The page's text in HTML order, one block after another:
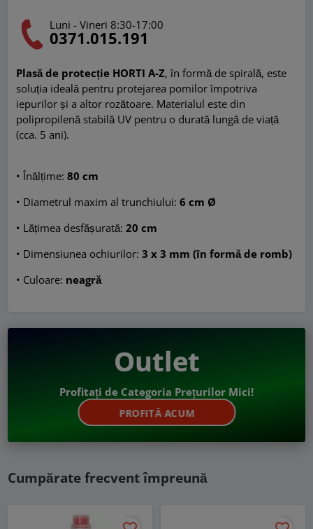
Luni - Vineri 8:30-17:00
0371.015.191
Plasă de protecție HORTI A-Z, în formă de spirală, este
soluția ideală pentru protejarea pomilor împotriva
iepurilor și a altor rozătoare. Materialul este din
polipropilenă stabilă UV pentru o durată lungă de viață
(cca. 5 ani).
• Înălțime:80 cm
• Diametrul maxim al trunchiului:6 cm Ø
• Lățimea desfășurată:20 cm
• Dimensiunea ochiurilor:3 x 3 mm (în formă de romb)
• Culoare: neagră
Outlet
Profitați de Categoria Prețurilor Mici!
PROFITĂ ACUM
Cumpărate frecvent împreună